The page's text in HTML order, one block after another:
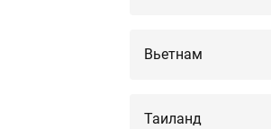
Вьетнам
Таиланд